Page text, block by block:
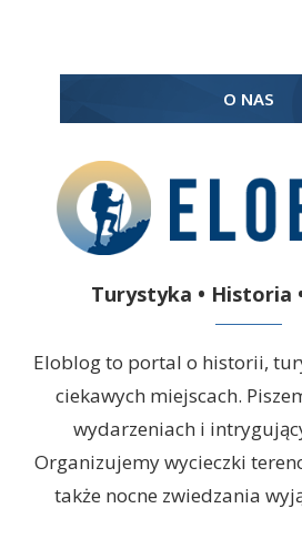
O NAS
Turystyka • Historia
Eloblog to portal o historii,
ciekawych miejscach.
wydarzeniach i
Organizujemy wycieczki
także nocne zwiedzania